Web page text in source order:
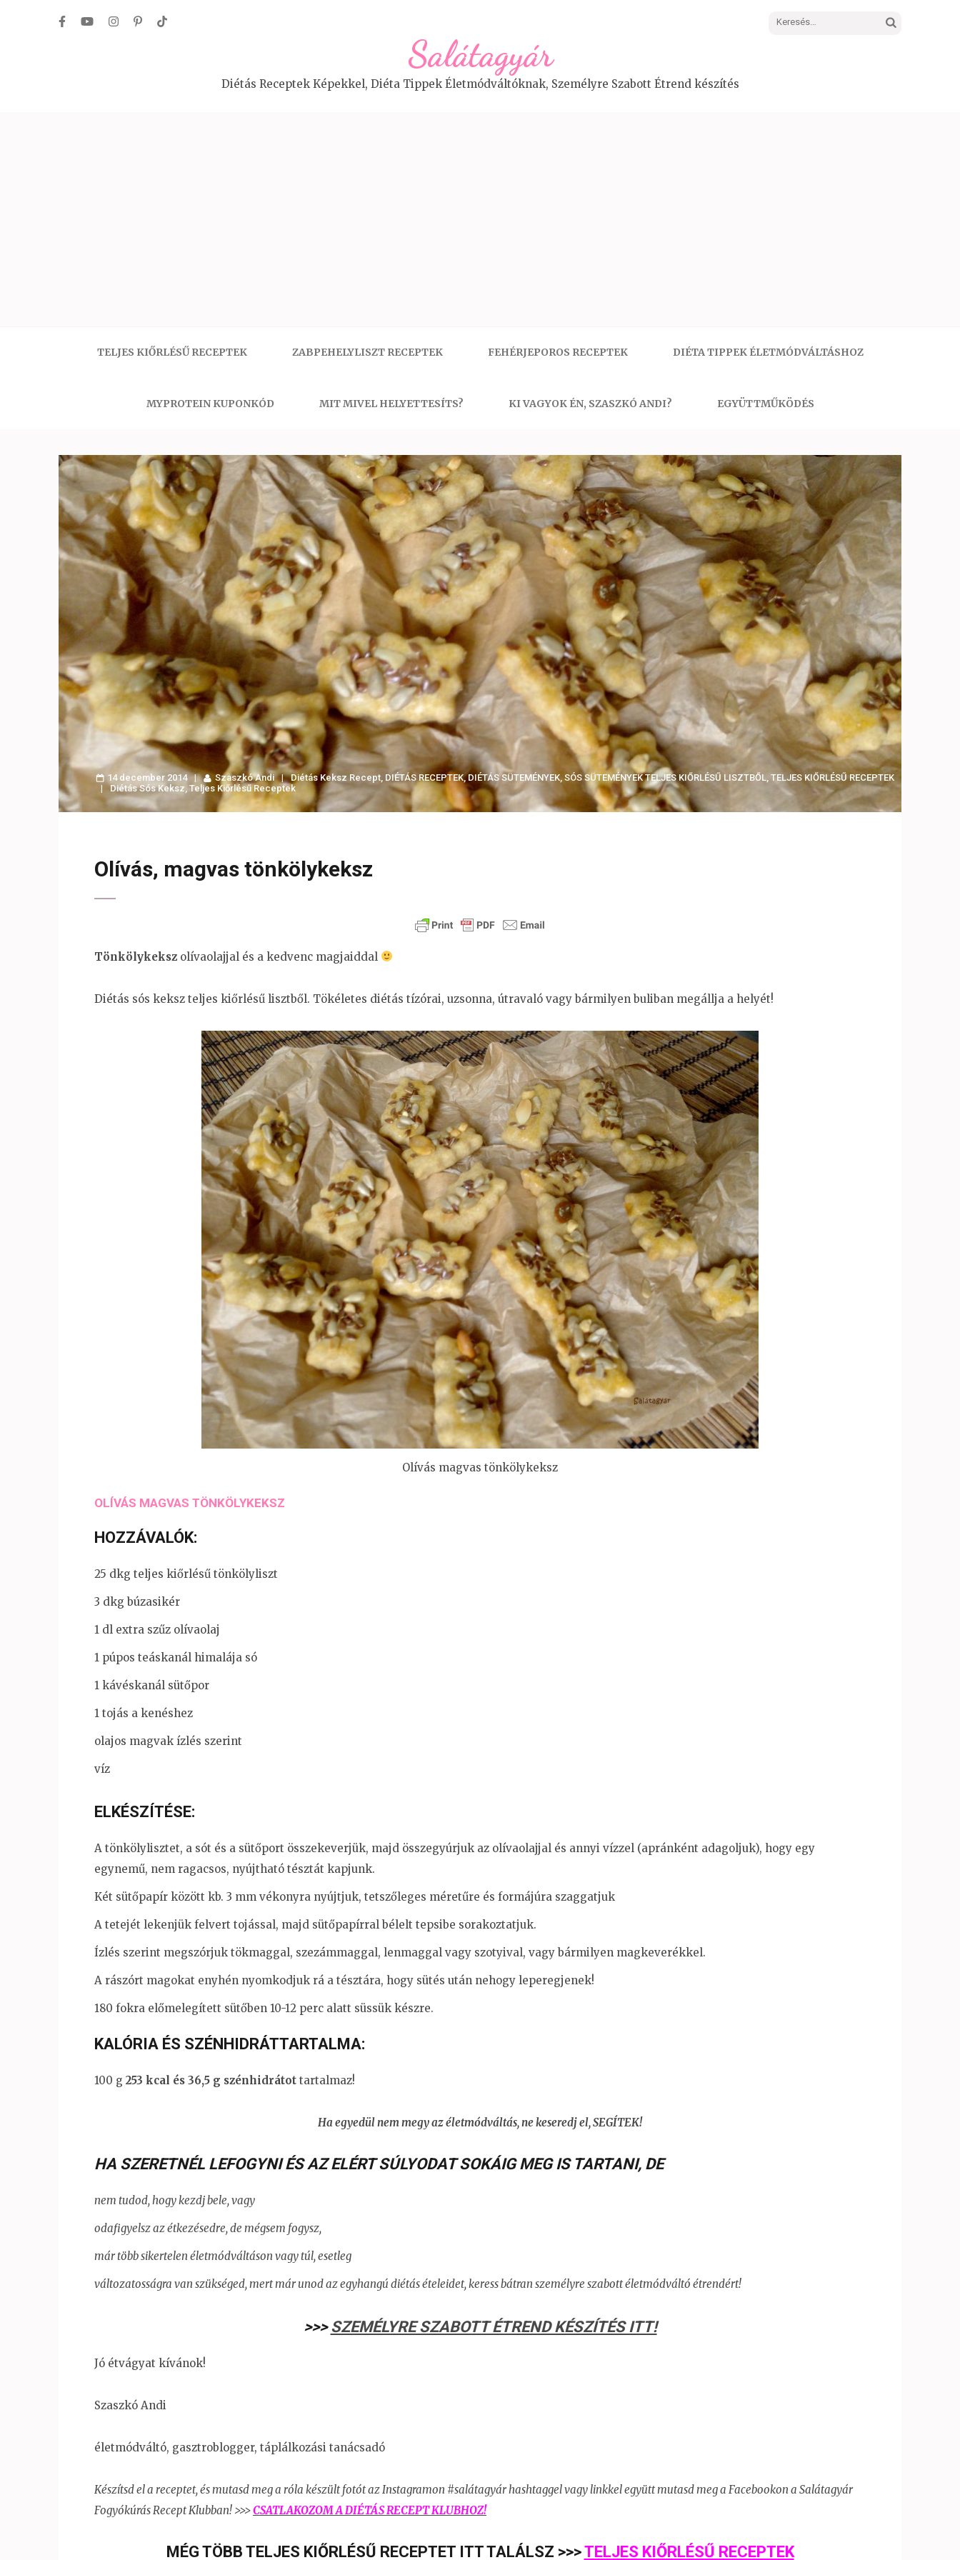
Keresés:
Salátagyár
Diétás Receptek Képekkel, Diéta Tippek Életmódváltóknak, Személyre Szabott Étrend készítés
TELJES KIŐRLÉSŰ RECEPTEK ZABPEHELYLISZT RECEPTEK FEHÉRJEPOROS RECEPTEK DIÉTA TIPPEK ÉLETMÓDVÁLTÁSHOZ
MYPROTEIN KUPONKÓD MIT MIVEL HELYETTESÍTS? KI VAGYOK ÉN, SZASZKÓ ANDI? EGYÜTTMŰKÖDÉS
14 december 2014 Szaszkó Andi Diétás Keksz Recept, DIÉTÁS RECEPTEK,DIÉTÁS SÜTEMÉNYEK, SÓS SÜTEMÉNYEK TELJES KIŐRLÉSŰ LISZTBŐL, TELJES KIŐRLÉSŰ RECEPTEK
Diétás Sós Keksz, Teljes Kiőrlésű Receptek
Olívás, magvas tönkölykeksz
Tönkölykeksz olívaolajjal és a kedvenc magjaiddal
Diétás sós keksz teljes kiőrlésű lisztből. Tökéletes diétás tízórai, uzsonna, útravaló vagy bármilyen buliban megállja a helyét!
Olívás magvas tönkölykeksz
OLÍVÁS MAGVAS TÖNKÖLYKEKSZ
HOZZÁVALÓK:
25 dkg teljes kiőrlésű tönkölyliszt
3 dkg búzasikér
1 dl extra szűz olívaolaj
1 púpos teáskanál himalája só
1 kávéskanál sütőpor
1 tojás a kenéshez
olajos magvak ízlés szerint
víz
ELKÉSZÍTÉSE:
A tönkölylisztet, a sót és a sütőport összekeverjük, majd összegyúrjuk az olívaolajjal és annyi vízzel (apránként adagoljuk), hogy egy
egynemű, nem ragacsos, nyújtható tésztát kapjunk.
Két sütőpapír között kb. 3 mm vékonyra nyújtjuk, tetszőleges méretűre és formájúra szaggatjuk
A tetejét lekenjük felvert tojással, majd sütőpapírral bélelt tepsibe sorakoztatjuk.
Ízlés szerint megszórjuk tökmaggal, szezámmaggal, lenmaggal vagy szotyival, vagy bármilyen magkeverékkel.
A rászórt magokat enyhén nyomkodjuk rá a tésztára, hogy sütés után nehogy leperegjenek!
180 fokra előmelegített sütőben 10-12 perc alatt süssük készre.
KALÓRIA ÉS SZÉNHIDRÁTTARTALMA:
100 g 253 kcal és 36,5 g szénhidrátot tartalmaz!
Ha egyedül nem megy az életmódváltás, ne keseredj el, SEGÍTEK!
HA SZERETNÉL LEFOGYNI ÉS AZ ELÉRT SÚLYODAT SOKÁIG MEG IS TARTANI, DE
nem tudod, hogy kezdj bele, vagy
odafigyelsz az étkezésedre, de mégsem fogysz,
már több sikertelen életmódváltáson vagy túl, esetleg
változatosságra van szükséged, mert már unod az egyhangú diétás ételeidet,keress bátran személyre szabott életmódváltó étrendért!
>>>SZEMÉLYRE SZABOTT ÉTREND KÉSZÍTÉS ITT!
Jó étvágyat kívánok!
Szaszkó Andi
életmódváltó, gasztroblogger, táplálkozási tanácsadó
Készítsd el a receptet, és mutasd meg a róla készült fotótaz Instagramon #salátagyár hashtaggel vagy linkkel együttmutasd meg a Facebookon a Salátagyár
Fogyókúrás Recept Klubban! >>>CSATLAKOZOM ADIÉTÁS RECEPT KLUBHOZ!
MÉG TÖBB TELJES KIŐRLÉSŰ RECEPTET ITT TALÁLSZ >>>TELJES KIŐRLÉSŰ RECEPTEK